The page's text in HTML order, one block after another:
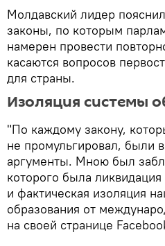
Молдавский лидер
законы, по которым
намерен провести
касаются вопросов
для страны.
Изоляция системы
"По каждому закону,
не промульгировал, были
аргументы. Мною был
которого была
и фактическая изоляция
образования от
на своей странице